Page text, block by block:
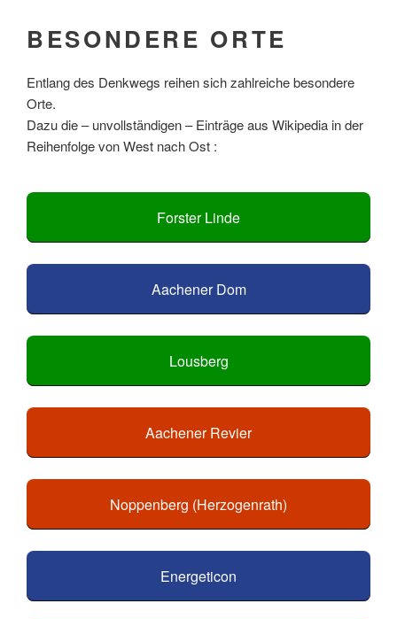
BESONDERE ORTE
Entlang des Denkwegs reihen sich zahlreiche besondere
Orte.
Dazu die – unvollständigen – Einträge aus Wikipedia in der
Reihenfolge von West nach Ost :
Forster Linde
Aachener Dom
Lousberg
Aachener Revier
Noppenberg (Herzogenrath)
Energeticon